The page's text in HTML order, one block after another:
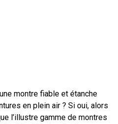
montre fiable et étanche
en plein air ? Si oui, alors
l’illustre gamme de montres